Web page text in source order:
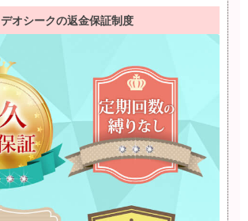
デオシークの返金保証制度